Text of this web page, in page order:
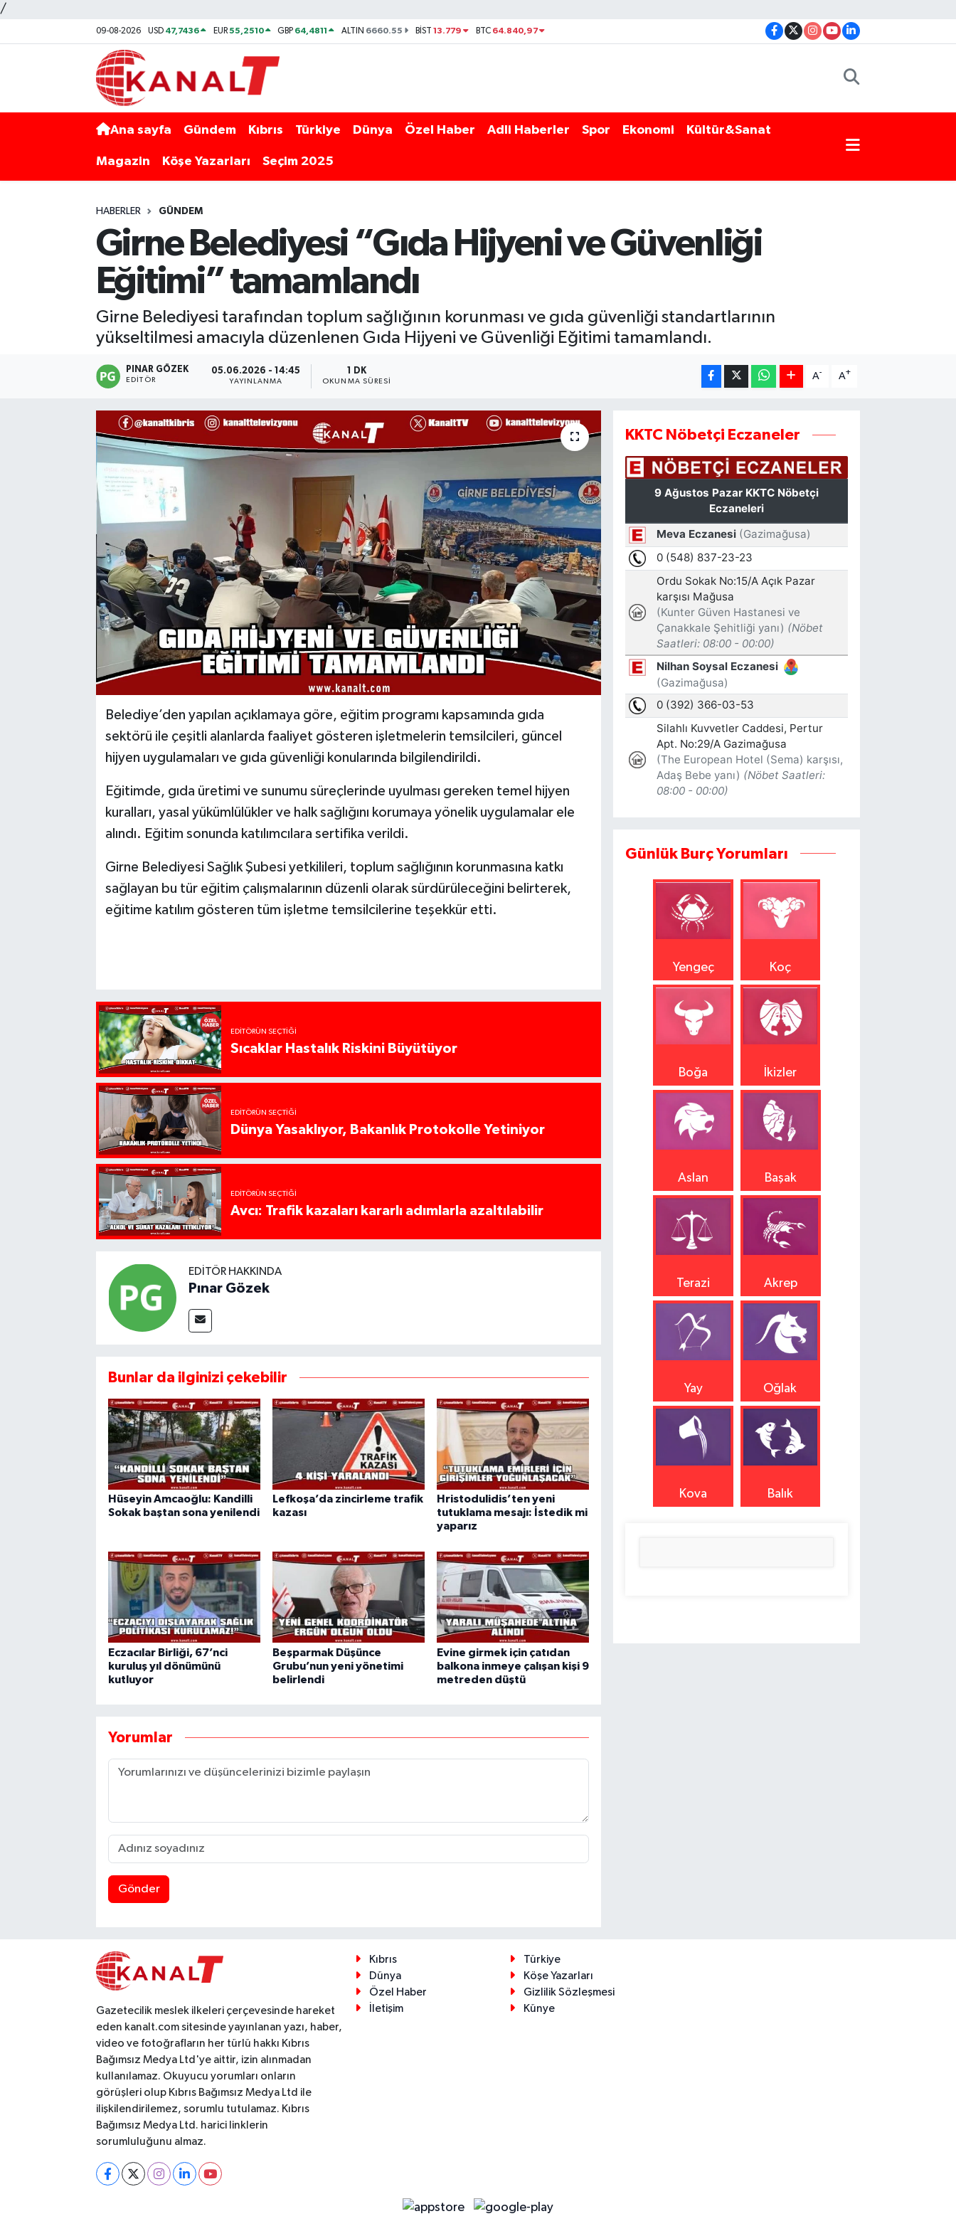
/
09-08-2026 USD 47,7436 EUR55,2510 GBP 64,4811 ALTIN 6660.55 BİST13.779 BTC 64.840,97
Ana sayfa Gündem Kıbrıs Türkiye Dünya Özel Haber Adli Haberler Spor Ekonomi Kültür&Sanat
Magazin Köşe Yazarları Seçim 2025
HABERLER GÜNDEM
Girne Belediyesi “Gıda Hijyeni ve Güvenliği
Eğitimi” tamamlandı
Girne Belediyesi tarafından toplum sağlığının korunması ve gıda güvenliği standartlarının
yükseltilmesi amacıyla düzenlenen Gıda Hijyeni ve Güvenliği Eğitimi tamamlandı.
PINAR GÖZEK
EDITÖR
05.06.2026 - 14:45
YAYINLANMA
1 DK
OKUNMA SÜRESI
A- A+
Belediye’den yapılan açıklamaya göre, eğitim programı kapsamında gıda
sektörü ile çeşitli alanlarda faaliyet gösteren işletmelerin temsilcileri, güncel
hijyen uygulamaları ve gıda güvenliği konularında bilgilendirildi.
Eğitimde, gıda üretimi ve sunumu süreçlerinde uyulması gereken temel hijyen
kuralları, yasal yükümlülükler ve halk sağlığını korumaya yönelik uygulamalar ele
alındı. Eğitim sonunda katılımcılara sertifika verildi.
Girne Belediyesi Sağlık Şubesi yetkilileri, toplum sağlığının korunmasına katkı
sağlayan bu tür eğitim çalışmalarının düzenli olarak sürdürüleceğini belirterek,
eğitime katılım gösteren tüm işletme temsilcilerine teşekkür etti.
EDITÖRÜN SEÇTIĞI
Sıcaklar Hastalık Riskini Büyütüyor
EDITÖRÜN SEÇTIĞI
Dünya Yasaklıyor, Bakanlık Protokolle Yetiniyor
EDITÖRÜN SEÇTIĞI
Avcı: Trafik kazaları kararlı adımlarla azaltılabilir
EDITÖR HAKKINDA
Pınar Gözek
Bunlar da ilginizi çekebilir
Hüseyin Amcaoğlu: Kandilli
Sokak baştan sona yenilendi
Lefkoşa’da zincirleme trafik
kazası
Hristodulidis’ten yeni
tutuklama mesajı: İstedik mi
yaparız
Eczacılar Birliği, 67’nci
kuruluş yıl dönümünü
kutluyor
Beşparmak Düşünce
Grubu’nun yeni yönetimi
belirlendi
Evine girmek için çatıdan
balkona inmeye çalışan kişi 9
metreden düştü
Yorumlar
Gönder
KKTC Nöbetçi Eczaneler
Günlük Burç Yorumları
Yengeç Koç
Boğa İkizler
Aslan Başak
Terazi Akrep
Yay Oğlak
Kova Balık
Gazetecilik meslek ilkeleri çerçevesinde hareket
eden kanalt.com sitesinde yayınlanan yazı, haber,
video ve fotoğrafların her türlü hakkı Kıbrıs
Bağımsız Medya Ltd'ye aittir, izin alınmadan
kullanılamaz. Okuyucu yorumları onların
görüşleri olup Kıbrıs Bağımsız Medya Ltd ile
ilişkilendirilemez, sorumlu tutulamaz. Kıbrıs
Bağımsız Medya Ltd. harici linklerin
sorumluluğunu almaz.
Kıbrıs
Türkiye
Dünya
Köşe Yazarları
Özel Haber
Gizlilik Sözleşmesi
İletişim
Künye